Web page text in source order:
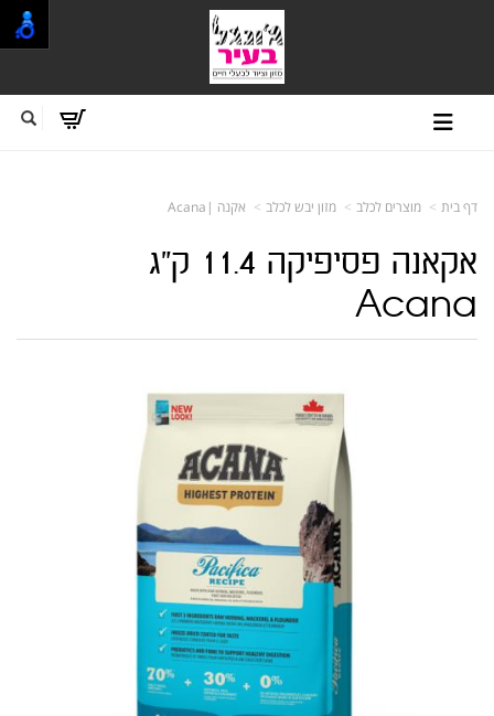
דף בית מוצרים לכלב מזון יבש לכלב אקנה |Acana
אקאנה פסיפיקה 11.4 ק"ג
Acana